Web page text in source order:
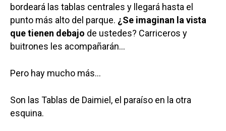
bordeará las tablas centrales y llegará hasta el
punto más alto del parque. ¿Se imaginan la vista
que tienen debajo de ustedes? Carriceros y
buitrones les acompañarán…
Pero hay mucho más…
Son las Tablas de Daimiel, el paraíso en la otra
esquina.
Toledo
Sanidad